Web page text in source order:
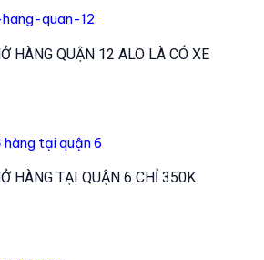
HÀNG QUẬN 12 ALO LÀ CÓ XE
HÀNG TẠI QUẬN 6 CHỈ 350K